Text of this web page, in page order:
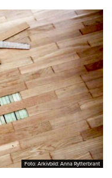
Foto: Arkivbild: Anna Rytterbrant
Foto: Arkivbild: Anna Rytterbrant